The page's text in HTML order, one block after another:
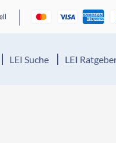
LEI Suche LEI